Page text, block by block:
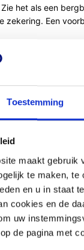
Toestemming
maakt gebruik
te maken, te
en u in staat
cookies en de
uw
de pagina met
het als een
zekering. Een
voor u in de
bereikt.
wordt
conditie
automatisch
buiten die
SaxoTrader
u uitsluitend via
Other)